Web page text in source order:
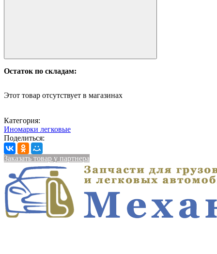
Остаток по складам:
Этот товар отсутствует в магазинах
Категория:
Иномарки легковые
Поделиться:
Заказать товар у партнера